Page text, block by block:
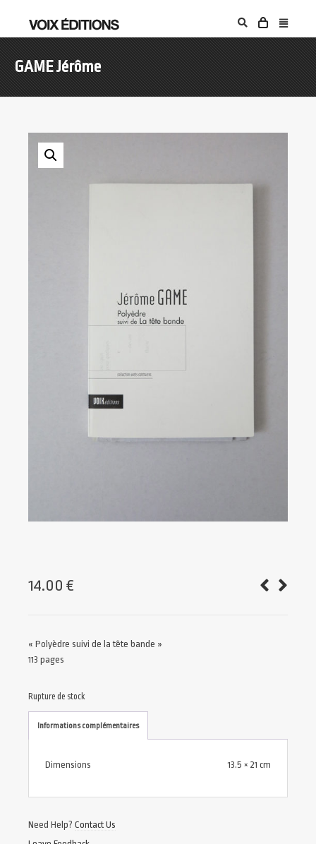
GAME Jérôme
14.00 €
« Polyèdre suivi de la tête bande »
113 pages
Rupture de stock
Informations complémentaires
Dimensions 13.5 × 21 cm
Need Help? Contact Us